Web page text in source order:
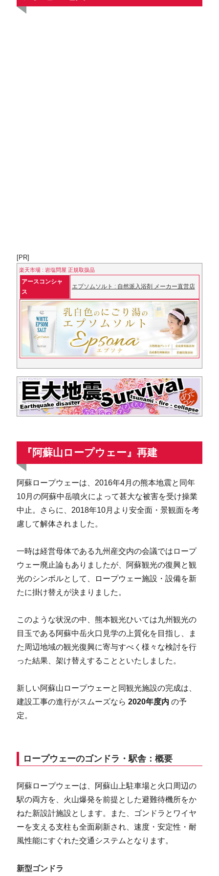
[PR]
楽天市場 : 岩塩問屋 正規取扱品
アースコンシャ
ス
エプソムソルト : 自然派入浴剤 メーカー直営店
『阿蘇山ロープウェー』再建
阿蘇ロープウェーは、2016年4月の熊本地震と同年
10月の阿蘇中岳噴火によって甚大な被害を受け操業
中止。さらに、2018年10月より安全面・景観面を考
慮して解体されました。
一時は経営母体である九州産交内の会議ではロープ
ウェー廃止論もありましたが、阿蘇観光の復興と観
光のシンボルとして、ロープウェー施設・設備を新
たに掛け替えが決まりました。
このような状況の中、熊本観光ひいては九州観光の
目玉である阿蘇中岳火口見学の上質化を目指し、ま
た周辺地域の観光復興に寄与すべく様々な検討を行
った結果、架け替えすることといたしました。
新しい阿蘇山ロープウェーと同観光施設の完成は、
建設工事の進行がスムーズなら2020年度内 の予
定。
ロープウェーのゴンドラ・駅舎：概要
阿蘇ロープウェーは、阿蘇山上駐車場と火口周辺の
駅の両方を、火山爆発を前提とした避難待機所をか
ねた新設計施設とします。また、ゴンドラとワイヤ
ーを支える支柱も全面刷新され、速度・安定性・耐
風性能にすぐれた交通システムとなります。
新型ゴンドラ